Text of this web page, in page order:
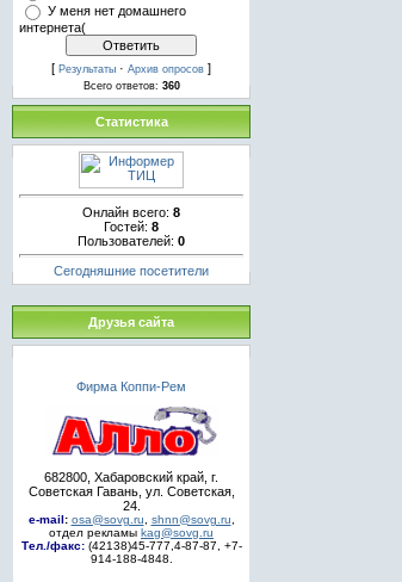
У меня нет домашнего
интернета(
[ Результаты · Архив опросов ]
Всего ответов: 360
Статистика
Онлайн всего: 8
Гостей: 8
Пользователей: 0
Сегодняшние посетители
Друзья сайта
Фирма Коппи-Рем
682800, Хабаровский край, г.
Советская Гавань, ул. Советская,
24.
e-mail: osa@sovg.ru shnn@sovg.ru
отдел рекламы kag@sovg.ru
Тел./факс:(42138)45-777,4-87-87, +7-
914-188-4848.